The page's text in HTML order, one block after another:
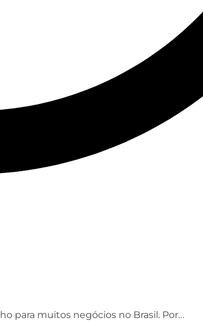
para muitos negócios no Brasil. Por…